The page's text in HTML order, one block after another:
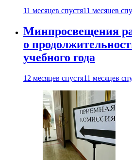
11 месяцев спустя11 месяцев
Минпросвещения
о
учебного года
12 месяцев спустя11 месяцев